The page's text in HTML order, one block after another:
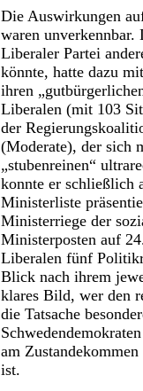
Die Auswirkungen
waren unverkennbar.
Liberaler Partei
könnte, hatte dazu
ihren
Liberalen (mit 103
der
(Moderate), der sich
„stubenreinen“
konnte er schließlich
Ministerliste
Ministerriege der
Ministerposten auf
Liberalen fünf
Blick nach ihrem
klares Bild, wer den
die Tatsache
am
ist.